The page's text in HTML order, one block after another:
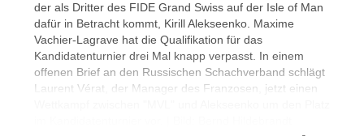
der als Dritter des FIDE Grand Swiss auf der Isle of Man
dafür in Betracht kommt, Kirill Alekseenko. Maxime
Vachier-Lagrave hat die Qualifikation für das
Kandidatenturnier drei Mal knapp verpasst. In einem
offenen Brief an den Russischen Schachverband schlägt
Laurent Vérat, der Manager des Franzosen, jetzt einen